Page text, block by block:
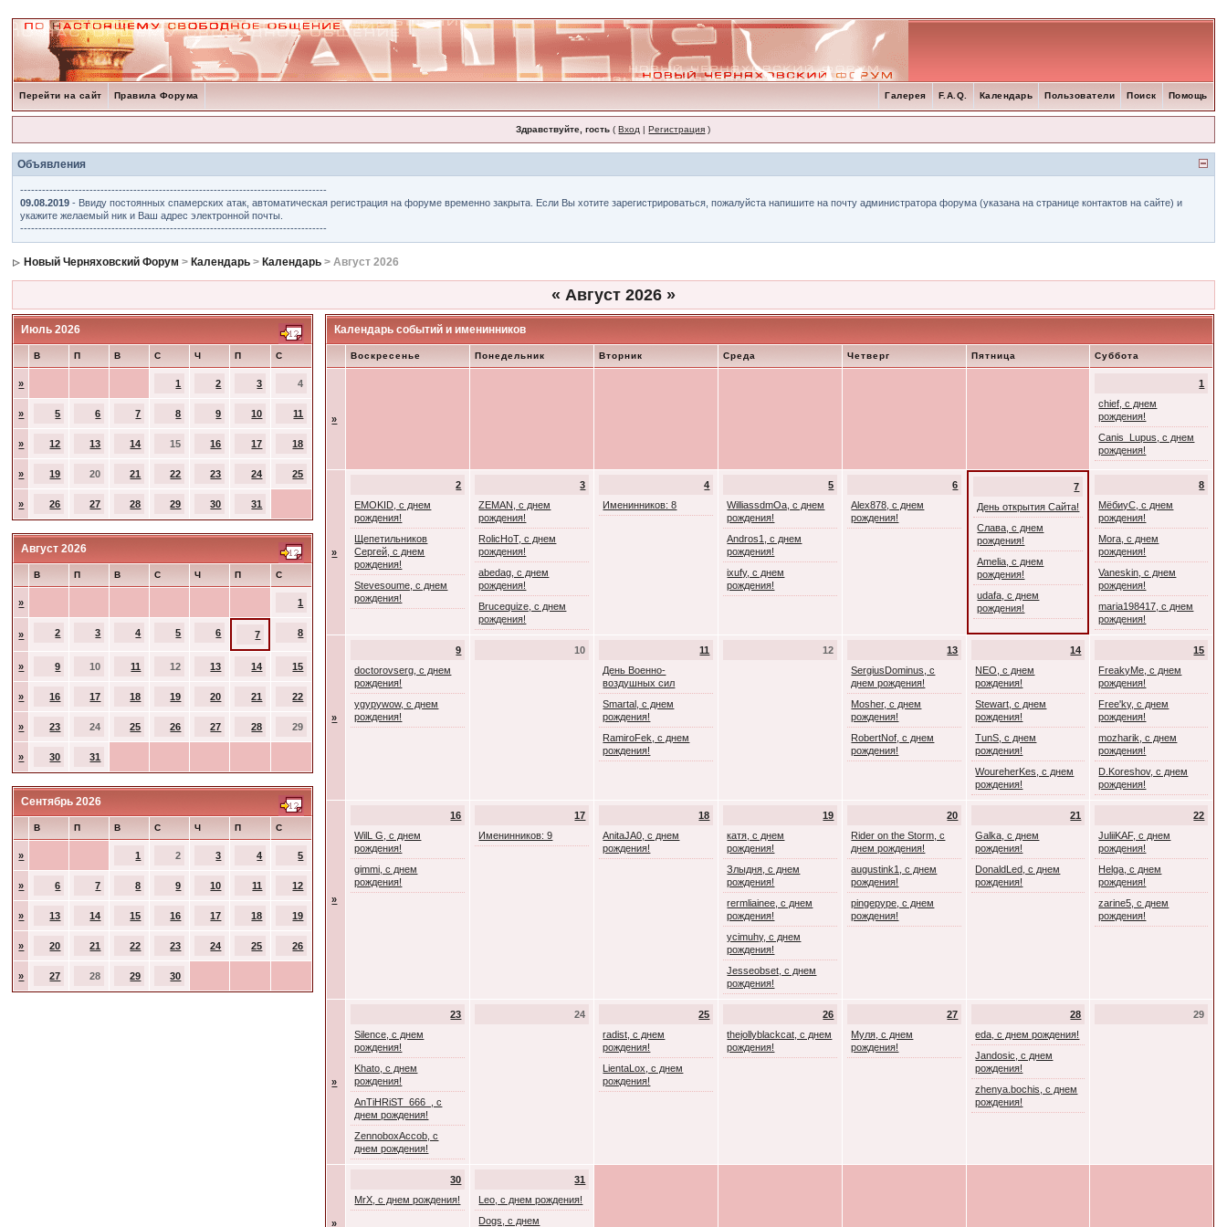
Перейти на сайт Правила Форума Помощь
Поиск
Пользователи
Календарь
F.A.Q.
Галерея
Здравствуйте, гость (Вход |Регистрация )
Объявления
------------------------------------------------------------------------------------
09.08.2019 - Ввиду постоянных спамерских атак, автоматическая регистрация на форуме временно закрыта. Если Вы хотите зарегистрироваться, пожалуйста напишите на почту администратора форума (указана на странице контактов на сайте) и
укажите желаемый ник и Ваш адрес электронной почты.
------------------------------------------------------------------------------------
Новый Черняховский Форум > Календарь > Календарь > Август 2026
« Август 2026 »
Июль 2026
В П В С Ч П С
» 1 2 3 4
» 5 6 7 8 9 10 11
» 12 13 14 15 16 17 18
» 19 20 21 22 23 24 25
» 26 27 28 29 30 31
Август 2026
В П В С Ч П С
» 1
» 2 3 4 5 6 7 8
» 9 10 11 12 13 14 15
» 16 17 18 19 20 21 22
» 23 24 25 26 27 28 29
» 30 31
Сентябрь 2026
В П В С Ч П С
» 1 2 3 4 5
» 6 7 8 9 10 11 12
» 13 14 15 16 17 18 19
» 20 21 22 23 24 25 26
» 27 28 29 30
Календарь событий и именинников
Воскресенье Понедельник Вторник Среда Четверг Пятница Суббота
»
1
chief, с днем
рождения!
Canis_Lupus, с днем
рождения!
»
2
EMOKID, с днем
рождения!
Щепетильников
Сергей, с днем
рождения!
Stevesoume, с днем
рождения!
3
ZEMAN, с днем
рождения!
RolicHoT, с днем
рождения!
abedag, с днем
рождения!
Brucequize, с днем
рождения!
4
Именинников: 8
5
WilliassdmOa, с днем
рождения!
Andros1, с днем
рождения!
ixufy, с днем
рождения!
6
Alex878, с днем
рождения!
7
День открытия Сайта!
Слава, с днем
рождения!
Amelia, с днем
рождения!
udafa, с днем
рождения!
8
МёбиуС, с днем
рождения!
Mora, с днем
рождения!
Vaneskin, с днем
рождения!
maria198417, с днем
рождения!
»
9
doctorovserg, с днем
рождения!
ygypywow, с днем
рождения!
10
11
День Военно-
воздушных сил
Smartal, с днем
рождения!
RamiroFek, с днем
рождения!
12
13
SergiusDominus, с
днем рождения!
Mosher, с днем
рождения!
RobertNof, с днем
рождения!
14
NEO, с днем
рождения!
Stewart, с днем
рождения!
TunS, с днем
рождения!
WoureherKes, с днем
рождения!
15
FreakyMe, с днем
рождения!
Free'ky, с днем
рождения!
mozharik, с днем
рождения!
D.Koreshov, с днем
рождения!
»
16
WilL G, с днем
рождения!
gimmi, с днем
рождения!
17
Именинников: 9
18
AnitaJA0, с днем
рождения!
19
катя, с днем
рождения!
Злыдня, с днем
рождения!
rermliainee, с днем
рождения!
ycimuhy, с днем
рождения!
Jesseobset, с днем
рождения!
20
Rider on the Storm, с
днем рождения!
augustink1, с днем
рождения!
pingepype, с днем
рождения!
21
Galka, с днем
рождения!
DonaldLed, с днем
рождения!
22
JuliiKAF, с днем
рождения!
Helga, с днем
рождения!
zarine5, с днем
рождения!
»
23
Silence, с днем
рождения!
Khato, с днем
рождения!
AnTiHRiST_666_, с
днем рождения!
ZennoboxAccob, с
днем рождения!
24
25
radist, с днем
рождения!
LientaLox, с днем
рождения!
26
thejollyblackcat, с днем
рождения!
27
Муля, с днем
рождения!
28
eda, с днем рождения!
Jandosic, с днем
рождения!
zhenya.bochis, с днем
рождения!
29
»
30
MrX, с днем рождения!
31
Leo, с днем рождения!
Dogs, с днем